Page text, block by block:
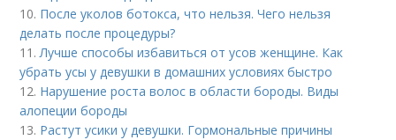
10. После уколов ботокса, что нельзя. Чего нельзя
делать после процедуры?
11.Лучше способы избавиться от усов женщине. Как
убрать усы у девушки в домашних условиях быстро
12. Нарушение роста волос в области бороды. Виды
алопеции бороды
13. Растут усики у девушки. Гормональные причины